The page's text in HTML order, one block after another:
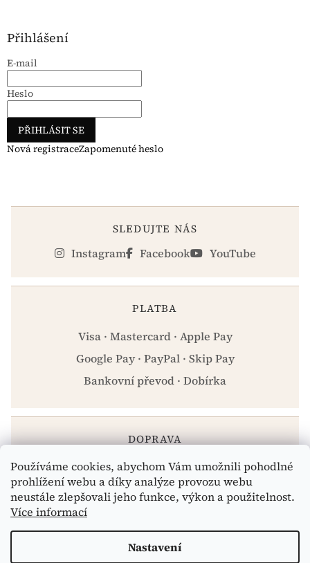
Používáme cookies, abychom Vám umožnili pohodlné
prohlížení webu a díky analýze provozu webu
neustále zlepšovali jeho funkce, výkon a použitelnost.
Více informací
Nastavení
Přihlášení
E-mail
Heslo
PŘIHLÁSIT SE
Nová registraceZapomenuté heslo
SLEDUJTE NÁS
Instagram Facebook YouTube
PLATBA
Visa · Mastercard · Apple Pay
Google Pay · PayPal · Skip Pay
Bankovní převod · Dobírka
DOPRAVA
Zásilkovna · PPL · Osobní odběr Praha
Vytvořil Shoptet